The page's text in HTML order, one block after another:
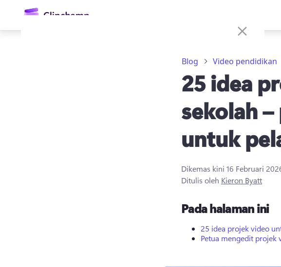
Blog Video pendidikan
25 idea
sekolah
untuk
Dikemas kini 16 Februari
Ditulis oleh Kieron Byatt
Pada halaman ini
25 idea projek video
Petua mengedit projek